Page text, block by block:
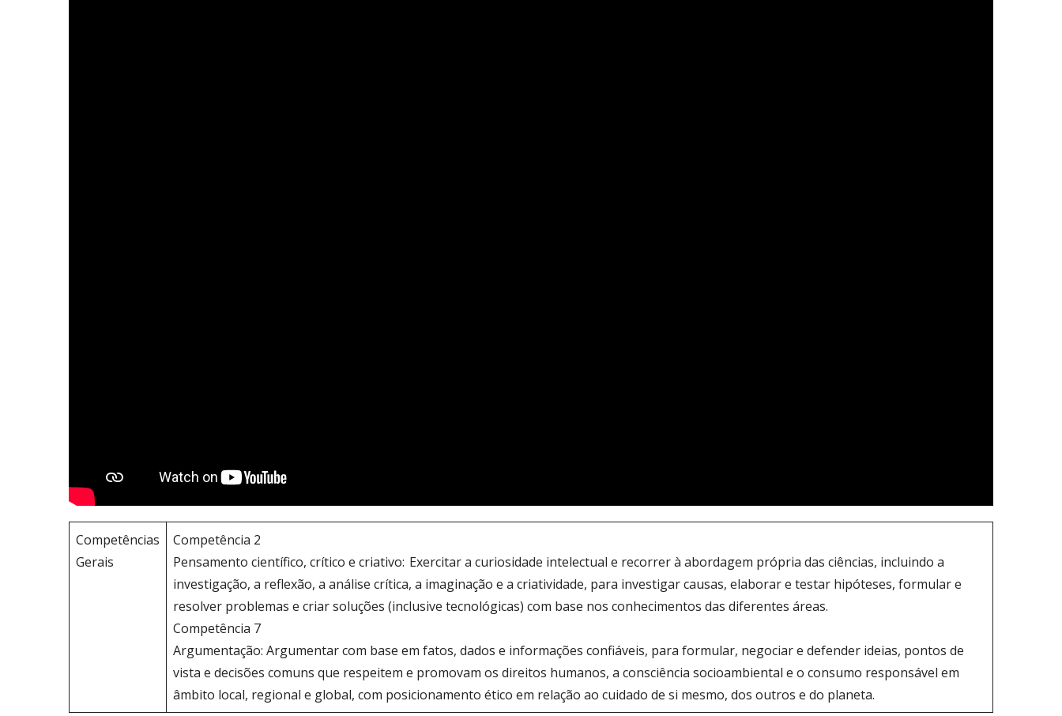
Competências
Gerais
Competência 2
Pensamento científico, crítico e criativo: Exercitar a curiosidade intelectual e recorrer à abordagem própria das ciências, incluindo a
investigação, a reflexão, a análise crítica, a imaginação e a criatividade, para investigar causas, elaborar e testar hipóteses, formular e
resolver problemas e criar soluções (inclusive tecnológicas) com base nos conhecimentos das diferentes áreas.
Competência 7
Argumentação: Argumentar com base em fatos, dados e informações confiáveis, para formular, negociar e defender ideias, pontos de
vista e decisões comuns que respeitem e promovam os direitos humanos, a consciência socioambiental e o consumo responsável em
âmbito local, regional e global, com posicionamento ético em relação ao cuidado de si mesmo, dos outros e do planeta.